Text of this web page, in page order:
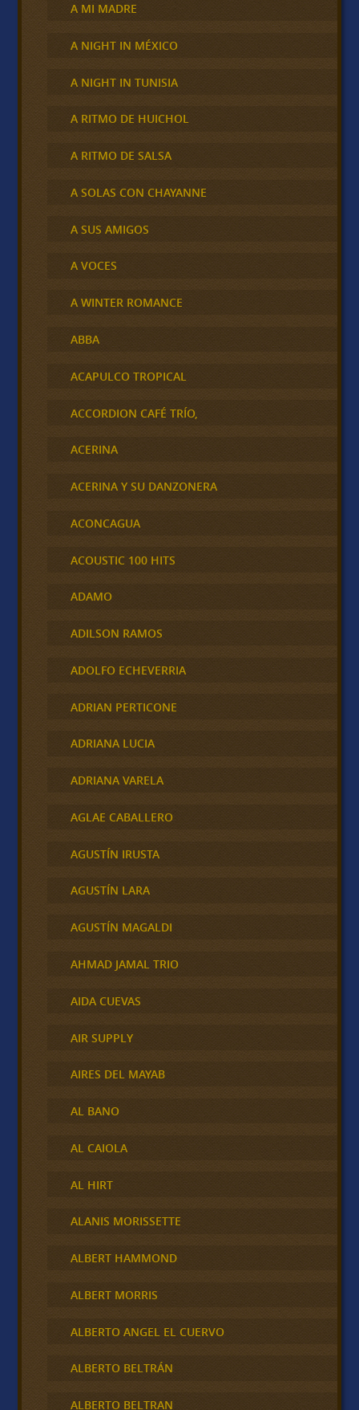
A MI MADRE
A NIGHT IN MÉXICO
A NIGHT IN TUNISIA
A RITMO DE HUICHOL
A RITMO DE SALSA
A SOLAS CON CHAYANNE
A SUS AMIGOS
A VOCES
A WINTER ROMANCE
ABBA
ACAPULCO TROPICAL
ACCORDION CAFÉ TRÍO,
ACERINA
ACERINA Y SU DANZONERA
ACONCAGUA
ACOUSTIC 100 HITS
ADAMO
ADILSON RAMOS
ADOLFO ECHEVERRIA
ADRIAN PERTICONE
ADRIANA LUCIA
ADRIANA VARELA
AGLAE CABALLERO
AGUSTÍN IRUSTA
AGUSTÍN LARA
AGUSTÍN MAGALDI
AHMAD JAMAL TRIO
AIDA CUEVAS
AIR SUPPLY
AIRES DEL MAYAB
AL BANO
AL CAIOLA
AL HIRT
ALANIS MORISSETTE
ALBERT HAMMOND
ALBERT MORRIS
ALBERTO ANGEL EL CUERVO
ALBERTO BELTRÁN
ALBERTO BELTRAN